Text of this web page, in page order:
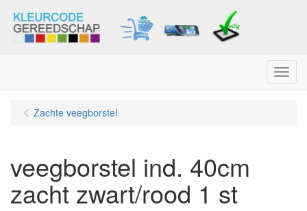
Menu
Zachte veegborstel
veegborstel ind. 40cm
zacht zwart/rood 1 st